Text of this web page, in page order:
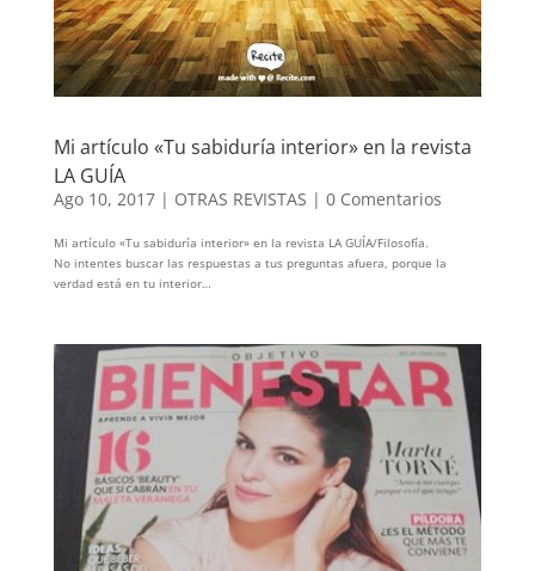
Mi artículo «Tu sabiduría interior» en la revista
LA GUÍA
Ago 10, 2017| OTRAS REVISTAS | 0 Comentarios
Mi artículo «Tu sabiduría interior» en la revista LA GUÍA/Filosofía.
No intentes buscar las respuestas a tus preguntas afuera, porque la
verdad está en tu interior…